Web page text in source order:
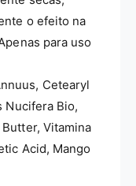
o efeito na
para uso
Cetearyl
Nucifera Bio,
Vitamina
Acid, Mango